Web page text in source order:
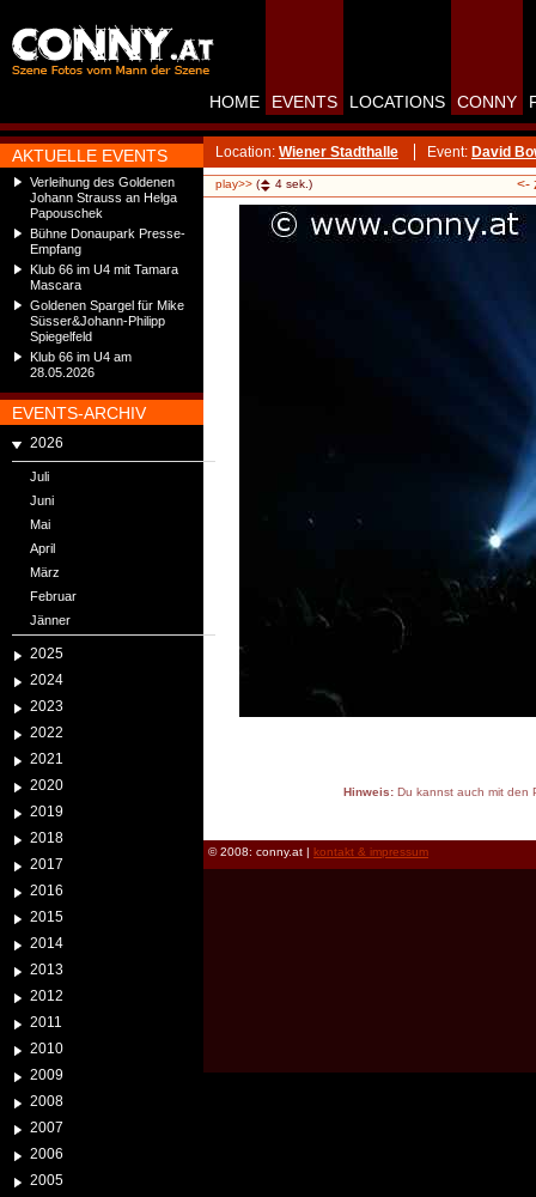
AKTUELLE EVENTS
Verleihung des Goldenen
Johann Strauss an Helga
Papouschek
Bühne Donaupark Presse-
Empfang
Klub 66 im U4 mit Tamara
Mascara
Goldenen Spargel für Mike
Süsser&Johann-Philipp
Spiegelfeld
Klub 66 im U4 am
28.05.2026
EVENTS-ARCHIV
2026
Juli
Juni
Mai
April
März
Februar
Jänner
2025
2024
2023
2022
2021
2020
2019
2018
2017
2016
2015
2014
2013
2012
2011
2010
2009
2008
2007
2006
2005
HOME EVENTS LOCATIONS CONNY
Location: Wiener Stadthalle Event: David
play>> ( 4 sek.) <-
Hinweis:Du kannst auch mit den
© 2008: conny.at | kontakt & impressum